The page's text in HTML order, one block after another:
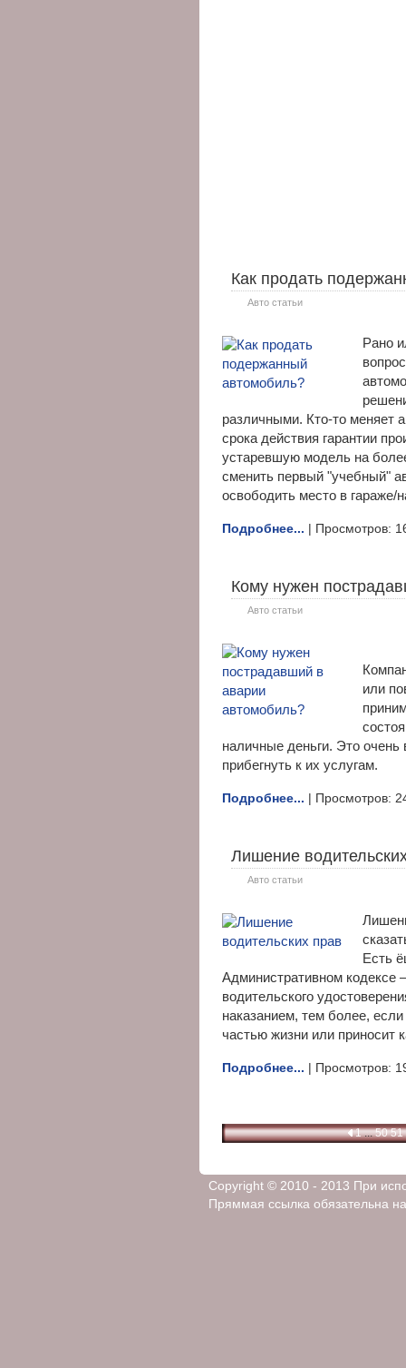
Как продать
Авто статьи
Рано
различными. Кто-то меняет
срока действия гарантии
устаревшую модель на
сменить первый "учебный"
освободить место в гараже/
Подробнее... | Просмотров:
Кому нужен
Авто статьи
или
наличные деньги. Это очень
прибегнуть к их услугам.
Подробнее... | Просмотров:
Лишение
Авто статьи
Есть
Административном кодексе
водительского
наказанием, тем более,
частью жизни или приносит
Подробнее... | Просмотров:
1 ... 50 51
Copyright © 2010 - 2013 При
Пряммая ссылка обязательна